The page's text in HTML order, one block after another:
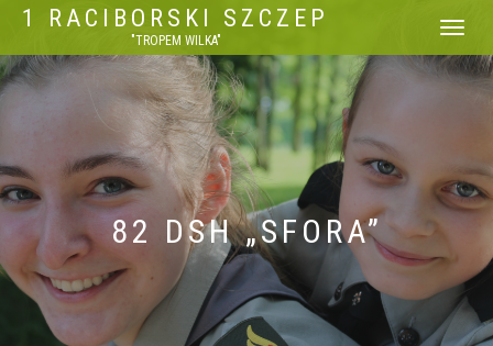
1 RACIBORSKI SZCZEP
"TROPEM WILKA"
WŁĄCZ
82 DSH „SFORA”